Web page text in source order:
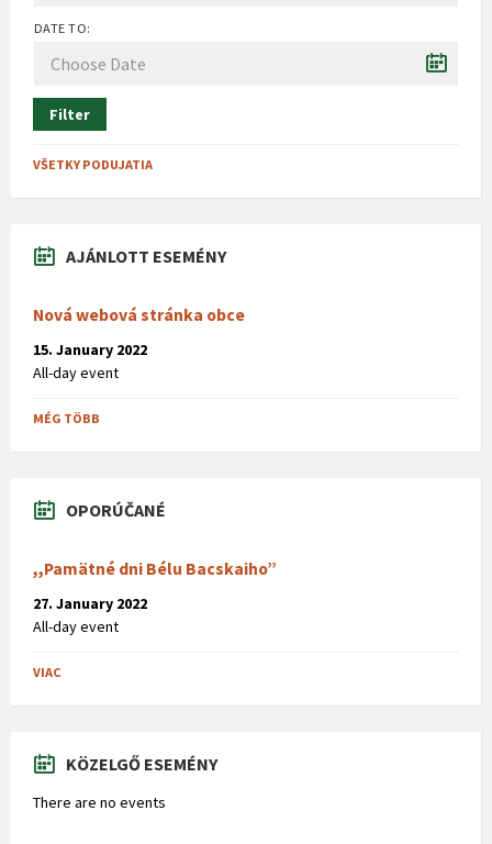
DATE TO:
Filter
VŠETKY PODUJATIA
AJÁNLOTT ESEMÉNY
Nová webová stránka obce
15. January 2022
All-day event
MÉG TÖBB
OPORÚČANÉ
,,Pamätné dni Bélu Bacskaiho”
27. January 2022
All-day event
VIAC
KÖZELGŐ ESEMÉNY
There are no events